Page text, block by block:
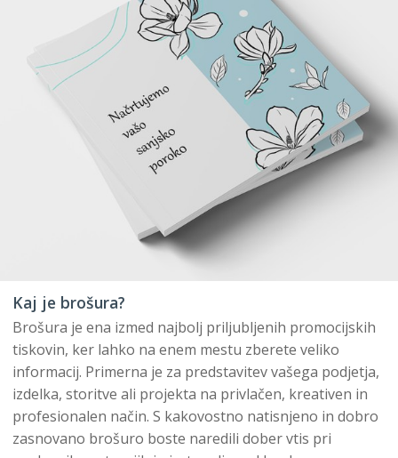
Kaj je brošura?
Brošura je ena izmed najbolj priljubljenih promocijskih
tiskovin, ker lahko na enem mestu zberete veliko
informacij. Primerna je za predstavitev vašega podjetja,
izdelka, storitve ali projekta na privlačen, kreativen in
profesionalen način. S kakovostno natisnjeno in dobro
zasnovano brošuro boste naredili dober vtis pri